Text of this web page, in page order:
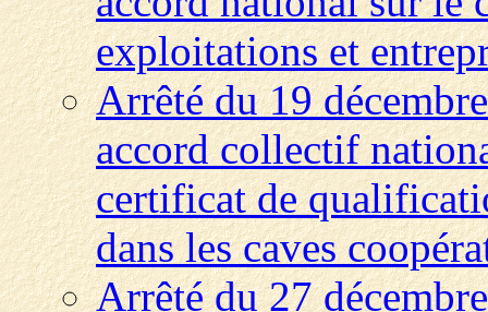
exploitations et
Arrêté du 19
accord collectif
certificat de
dans les caves
Arrêté du 27